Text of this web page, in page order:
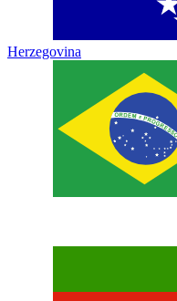
Herzegovina